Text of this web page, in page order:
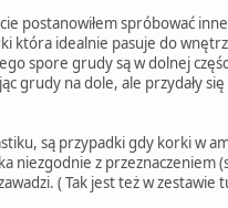
postanowiłem spróbować
która idealnie pasuje do
spore grudy są w dolnej
grudy na dole, ale przydały
są przypadki gdy korki w
niezgodnie z
( Tak jest też w